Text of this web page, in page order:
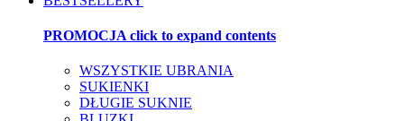
PROMOCJA click to expand contents
WSZYSTKIE UBRANIA
SUKIENKI
DŁUGIE SUKNIE